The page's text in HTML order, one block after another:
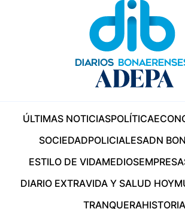
ÚLTIMAS NOTICIASPOLÍTICA
SOCIEDADPOLICIALESADN
ESTILO DE VIDAMEDIOS
DIARIO EXTRAVIDA Y SALUD HOY
TRANQUERAHISTORIA